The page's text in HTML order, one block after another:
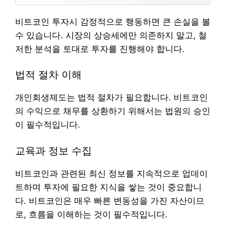
비트코인 투자시 감정적으로 행동하면 큰 손실을 볼
수 있습니다. 시장의 상승세에만 의존하지 말고, 철
저한 분석을 토대로 투자를 진행해야 합니다.
법적 절차 이해
개인회생제도는 법적 절차가 필요합니다. 비트코인
의 수익으로 채무를 상환하기 위해서는 법원의 승인
이 필수적입니다.
교육과 정보 수집
비트코인과 관련된 최신 정보를 지속적으로 업데이
트하며 투자에 필요한 지식을 쌓는 것이 중요합니
다. 비트코인은 매우 빠른 변동성을 가진 자산이므
로, 흐름을 이해하는 것이 필수적입니다.